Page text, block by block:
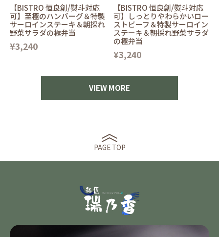
【BISTRO 恒良創/熨斗対応
可】至極のハンバーグ＆特製
サーロインステーキ＆朝採れ
野菜サラダの極弁当
¥3,240
【BISTRO 恒良創/熨斗対応
可】しっとりやわらかいロー
ストビーフ＆特製サーロイン
ステーキ＆朝採れ野菜サラダ
の極弁当
¥3,240
VIEW MORE
PAGE TOP